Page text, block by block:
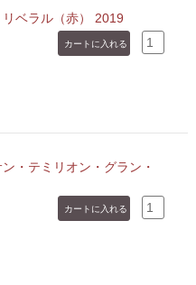
ベラル（赤） 2019
・テミリオン・グラン・